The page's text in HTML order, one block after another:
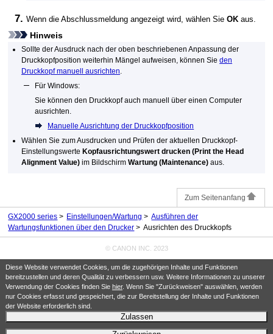
Diese Website verwendet Cookies, um die zugehörigen Inhalte und Funktionen
bereitzustellen und deren Qualität zu verbessern usw. Weitere Informationen zu unserer
Verwendung der Cookies finden Sie hier. Wenn Sie "Zurückweisen" auswählen, werden
nur Cookies erfasst und gespeichert, die zur Bereitstellung der Inhalte und Funktionen
der Website erforderlich sind.
Zulassen
Wenn die Abschlussmeldung angezeigt wird, wählen SieOK aus.
Hinweis
Sollte der Ausdruck nach der oben beschriebenen Anpassung der
Druckkopfposition weiterhin Mängel aufweisen, können Sieden
Druckkopf manuell ausrichten.
Für Windows:
Sie können den Druckkopfauch manuell über einen Computer
ausrichten.
Manuelle Ausrichtung der Druckkopfposition
Wählen Sie zum Ausdrucken und Prüfen der aktuellen Druckkopf-
Einstellungswerte Kopfausrichtungswert drucken (Print the Head
Alignment Value) im BildschirmWartung (Maintenance) aus.
Zum Seitenanfang
GX2000 series Einstellungen/Wartung
Ausführen der
Wartungsfunktionen über den Drucker
Ausrichten des Druckkopfs
© CANON INC. 2023